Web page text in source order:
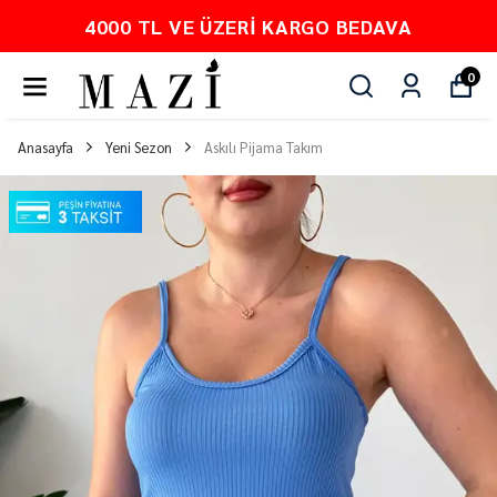
BEDAVA PEŞİN FİYATINA
0
Anasayfa Yeni Sezon Askılı Pijama Takım